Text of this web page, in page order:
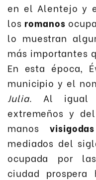
en el Alentejo y
los romanos
lo muestran
más importantes
En esta época,
municipio y el
Julia. Al igual
extremeños y
manos
mediados del
ocupada por
ciudad